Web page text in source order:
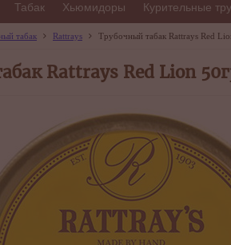
Табак Хьюмидоры Курительные
табак Rattrays Трубочный табак Rattrays Red
Rattrays Red Lion